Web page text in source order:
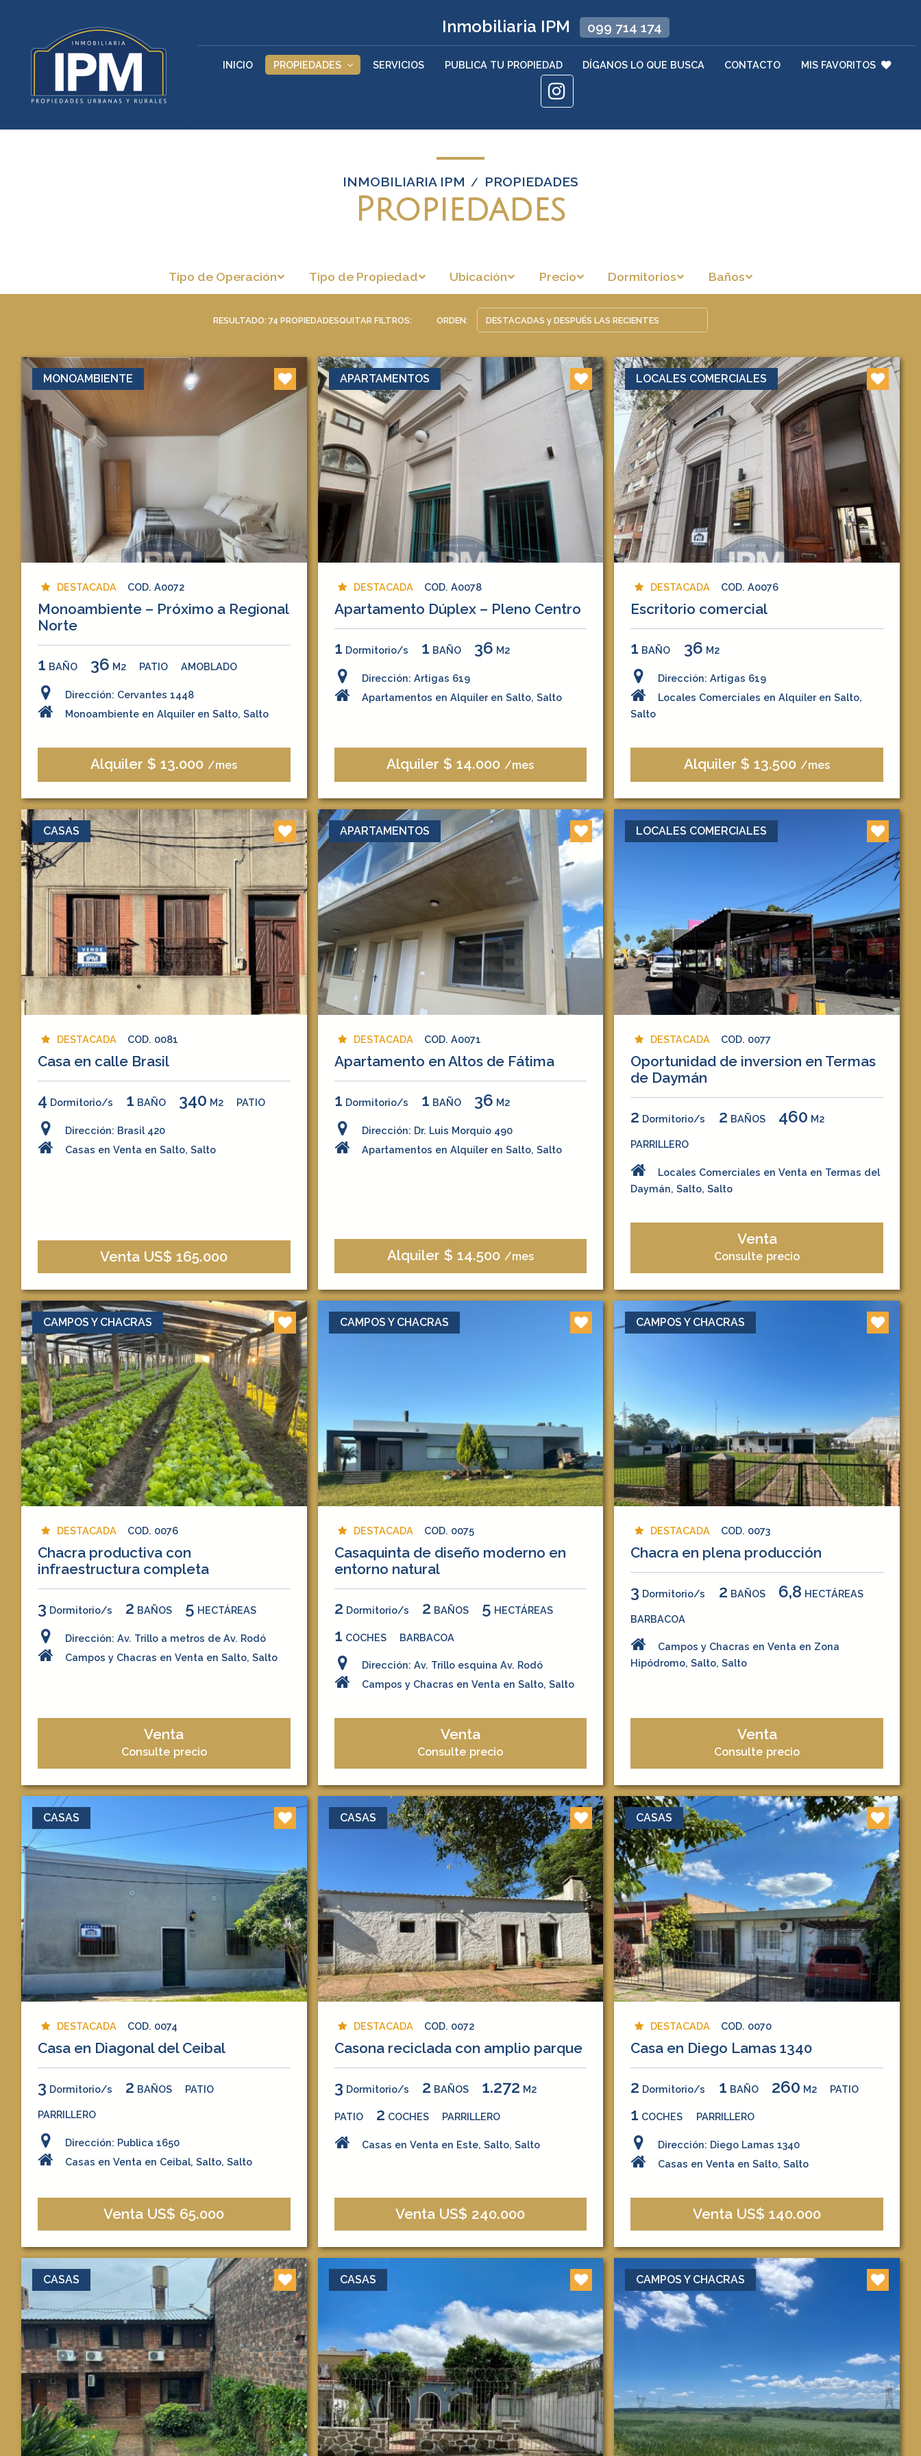
Inmobiliaria IPM 099 714 174
INICIO PROPIEDADES SERVICIOS PUBLICA TU PROPIEDAD DÍGANOS LO QUE BUSCA CONTACTO MIS FAVORITOS
INMOBILIARIA IPM / PROPIEDADES
Propiedades
Tipo de Operación Tipo de Propiedad Ubicación Precio Dormitorios Baños
RESULTADO:74 PROPIEDADESQUITAR FILTROS: ORDEN:
MONOAMBIENTE
DESTACADA COD. A0072
Monoambiente – Próximo a Regional
Norte
1 BAÑO 36 M2 PATIO AMOBLADO
Dirección: Cervantes 1448
Monoambiente en Alquiler en Salto, Salto
Alquiler $ 13.000/mes
APARTAMENTOS
DESTACADA COD. A0078
Apartamento Dúplex – Pleno Centro
1 Dormitorio/s 1 BAÑO 36 M2
Dirección: Artigas 619
Apartamentos en Alquiler en Salto, Salto
Alquiler $ 14.000/mes
LOCALES COMERCIALES
DESTACADA COD. A0076
Escritorio comercial
1 BAÑO 36 M2
Dirección: Artigas 619
Locales Comerciales en Alquiler en Salto,
Salto
Alquiler $ 13.500/mes
CASAS
DESTACADA COD. 0081
Casa en calle Brasil
4 Dormitorio/s 1 BAÑO 340 M2 PATIO
Dirección: Brasil 420
Casas en Venta en Salto, Salto
Venta US$ 165.000
APARTAMENTOS
DESTACADA COD. A0071
Apartamento en Altos de Fátima
1 Dormitorio/s 1 BAÑO 36 M2
Dirección: Dr. Luis Morquio 490
Apartamentos en Alquiler en Salto, Salto
Alquiler $ 14.500 /mes
LOCALES COMERCIALES
DESTACADA COD. 0077
Oportunidad de inversion en Termas
de Daymán
2 Dormitorio/s 2 BAÑOS 460 M2
PARRILLERO
Locales Comerciales en Venta en Termas del
Daymán, Salto, Salto
Venta
Consulte precio
CAMPOS Y CHACRAS
DESTACADA COD. 0076
Chacra productiva con
infraestructura completa
3 Dormitorio/s 2 BAÑOS 5 HECTÁREAS
Dirección: Av. Trillo a metros de Av. Rodó
Campos y Chacras en Venta en Salto, Salto
Venta
Consulte precio
CAMPOS Y CHACRAS
DESTACADA COD. 0075
Casaquinta de diseño moderno en
entorno natural
2 Dormitorio/s 2 BAÑOS 5 HECTÁREAS
1 COCHES BARBACOA
Dirección: Av. Trillo esquina Av. Rodó
Campos y Chacras en Venta en Salto, Salto
Venta
Consulte precio
CAMPOS Y CHACRAS
DESTACADA COD. 0073
Chacra en plena producción
3 Dormitorio/s 2 BAÑOS 6,8 HECTÁREAS
BARBACOA
Campos y Chacras en Venta en Zona
Hipódromo, Salto, Salto
Venta
Consulte precio
CASAS
DESTACADA COD. 0074
Casa en Diagonal del Ceibal
3 Dormitorio/s 2 BAÑOS PATIO
PARRILLERO
Dirección: Publica 1650
Casas en Venta en Ceibal, Salto, Salto
Venta US$ 65.000
CASAS
DESTACADA COD. 0072
Casona reciclada con amplio parque
3 Dormitorio/s 2 BAÑOS 1.272 M2
PATIO 2 COCHES PARRILLERO
Casas en Venta en Este, Salto, Salto
Venta US$ 240.000
CASAS
DESTACADA COD. 0070
Casa en Diego Lamas 1340
2 Dormitorio/s 1 BAÑO 260 M2 PATIO
1 COCHES PARRILLERO
Dirección: Diego Lamas 1340
Casas en Venta en Salto, Salto
Venta US$ 140.000
CASAS CASAS CAMPOS Y CHACRAS